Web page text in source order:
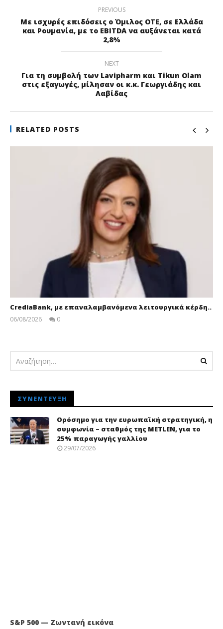
PREVIOUS
Με ισχυρές επιδόσεις ο Όμιλος ΟΤΕ, σε Ελλάδα
και Ρουμανία, με το EBITDA να αυξάνεται κατά
2,8%
NEXT
Για τη συμβολή των Lavipharm και Tikun Olam
στις εξαγωγές, μίλησαν οι κ.κ. Γεωργιάδης και
Λαβίδας
RELATED POSTS
CrediaBank, με επαναλαμβανόμενα λειτουργικά κέρδη..
06/08/2026
0
ΣΥΝΈΝΤΕΥΞΗ
Ορόσημο για την ευρωπαϊκή στρατηγική, η
συμφωνία – σταθμός της METLEN, για το
25% παραγωγής γαλλίου
29/07/2026
S&P 500 — Ζωντανή εικόνα